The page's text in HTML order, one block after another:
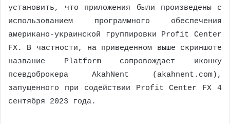
установить, что приложения были произведены с
использованием программного обеспечения
американо-украинской группировки Profit Center
FX. В частности, на приведенном выше скриншоте
название Platform сопровождает иконку
псевдоброкера AkahNent (akahnent.com),
запущенного при содействии Profit Center FX 4
сентября 2023 года.